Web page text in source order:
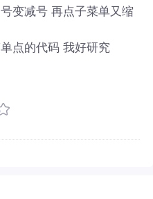
变减号 再点子菜单又缩
点的代码 我好研究